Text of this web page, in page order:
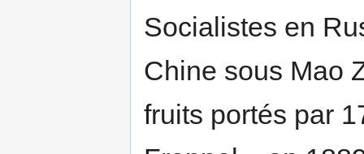
Socialistes en
Chine sous Mao
fruits portés par